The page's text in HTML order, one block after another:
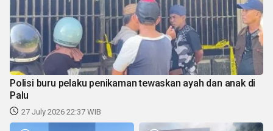
Polisi buru pelaku penikaman tewaskan ayah dan anak di
Palu
27 July 2026 22:37 WIB